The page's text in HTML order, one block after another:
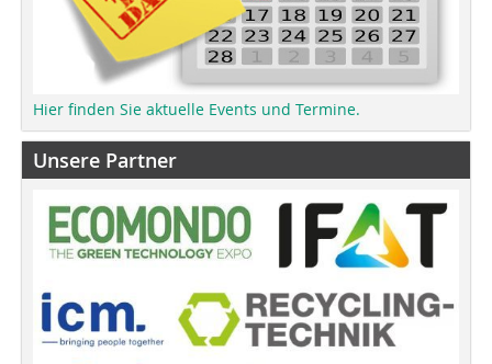
Hier finden Sie aktuelle Events und Termine.
Unsere Partner